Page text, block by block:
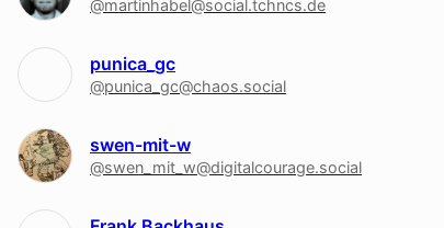
@martinhabel@social.tchncs.de
punica_gc
@punica_gc@chaos.social
swen-mit-w
@swen_mit_w@digitalcourage.social